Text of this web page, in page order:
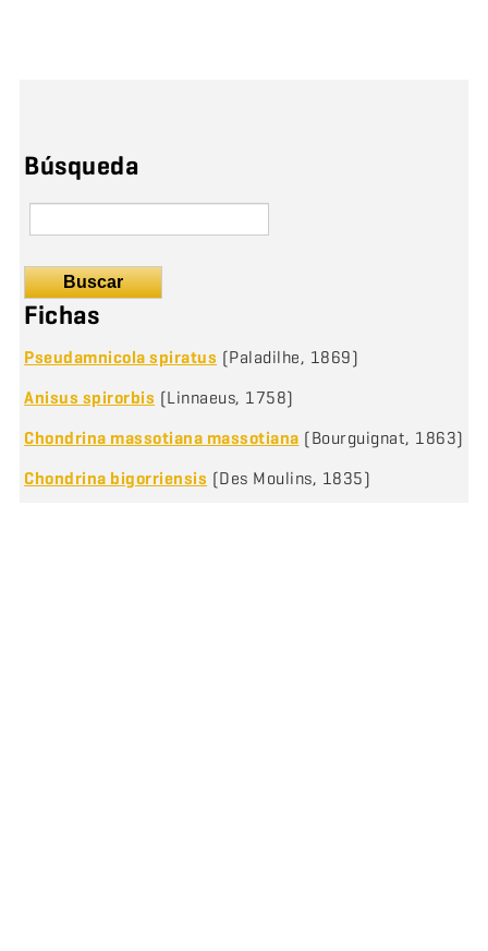
Búsqueda
Buscar
Fichas
Pseudamnicola spiratus (Paladilhe, 1869)
Anisus spirorbis (Linnaeus, 1758)
Chondrina massotiana massotiana (Bourguignat, 1863)
Chondrina bigorriensis (Des Moulins, 1835)